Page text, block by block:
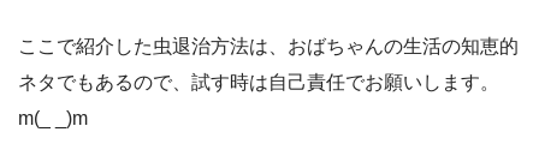
ここで紹介した虫退治方法は、おばちゃんの生活の知恵的
ネタでもあるので、試す時は自己責任でお願いします。
m(_ _)m